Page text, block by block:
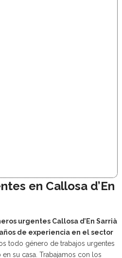
en Callosa d’En
urgentes Callosa d’En Sarrià
de experiencia en el sector
todo género de trabajos urgentes
su casa. Trabajamos con los